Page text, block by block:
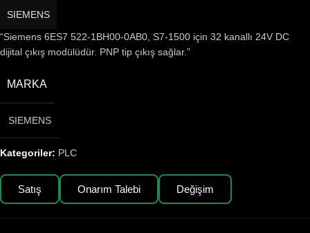
SIEMENS
“Siemens 6ES7 522-1BH00-0AB0, S7-1500 için 32 kanallı 24V DC
dijital çıkış modülüdür. PNP tip çıkış sağlar.”
MARKA
SIEMENS
Kategoriler: PLC
Satış Onarım Talebi Değişim